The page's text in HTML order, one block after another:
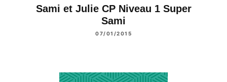
Sami et Julie CP Niveau 1 Super
Sami
07/01/2015